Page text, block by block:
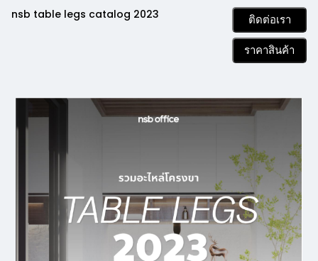
nsb table legs catalog 2023 ติดต่อเรา
ราคาสินค้า